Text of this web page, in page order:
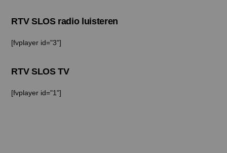
RTV SLOS radio luisteren
[fvplayer id="3"]
RTV SLOS TV
[fvplayer id="1"]